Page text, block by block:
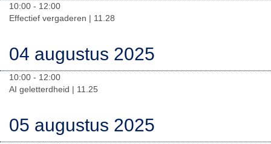
10:00 - 12:00
Effectief vergaderen | 11.28
04 augustus 2025
10:00 - 12:00
AI geletterdheid | 11.25
05 augustus 2025